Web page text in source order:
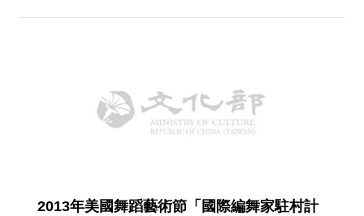
2013年美國舞蹈藝術節「國際編舞家駐村計